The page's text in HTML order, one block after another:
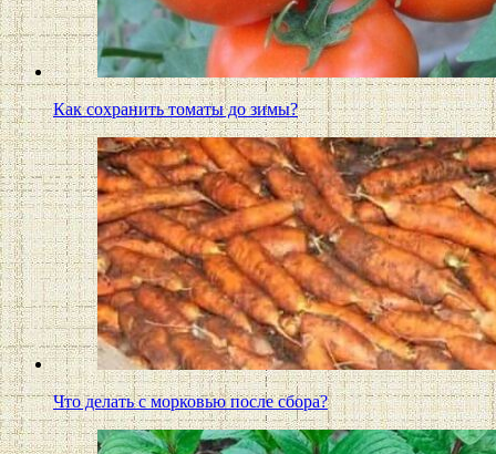
Как сохранить томаты до зимы?
Что делать с морковью после сбора?